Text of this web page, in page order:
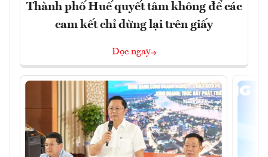
Thành phố Huế quyết tâm không để các
cam kết chỉ dừng lại trên giấy
Đọc ngay